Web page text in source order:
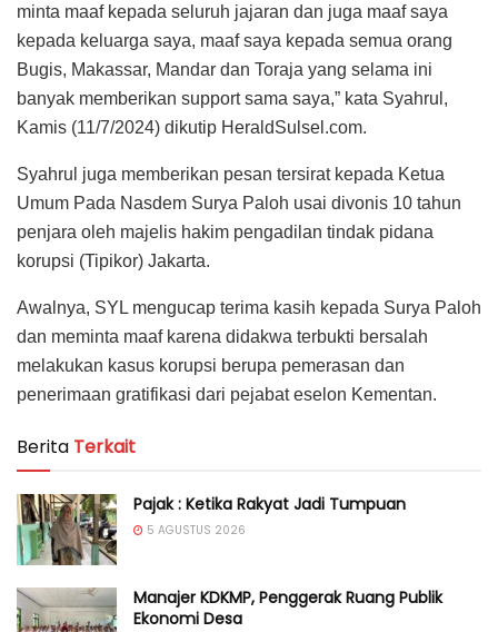
minta maaf kepada seluruh jajaran dan juga maaf saya
kepada keluarga saya, maaf saya kepada semua orang
Bugis, Makassar, Mandar dan Toraja yang selama ini
banyak memberikan support sama saya,” kata Syahrul,
Kamis (11/7/2024) dikutip HeraldSulsel.com.
Syahrul juga memberikan pesan tersirat kepada Ketua
Umum Pada Nasdem Surya Paloh usai divonis 10 tahun
penjara oleh majelis hakim pengadilan tindak pidana
korupsi (Tipikor) Jakarta.
Awalnya, SYL mengucap terima kasih kepada Surya Paloh
dan meminta maaf karena didakwa terbukti bersalah
melakukan kasus korupsi berupa pemerasan dan
penerimaan gratifikasi dari pejabat eselon Kementan.
Berita Terkait
Pajak : Ketika Rakyat Jadi Tumpuan
5 AGUSTUS 2026
Manajer KDKMP, Penggerak Ruang Publik
Ekonomi Desa